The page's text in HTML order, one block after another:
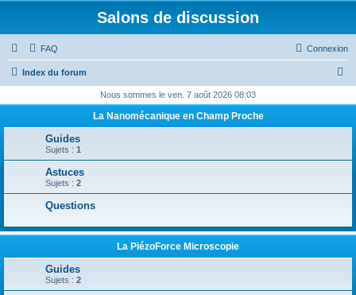
Salons de discussion
FAQ Connexion
Index du forum
h
Nous sommes le ven. 7 août 2026 08:03
La Nanomécanique en Champ Proche
Guides
Sujets : 1
Astuces
Sujets : 2
Questions
La PiézoForce Microscopie
Guides
Sujets : 2